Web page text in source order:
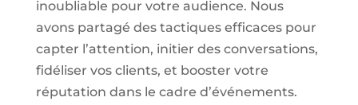
inoubliable pour votre audience. Nous
avons partagé des tactiques efficaces pour
capter l’attention, initier des conversations,
fidéliser vos clients, et booster votre
réputation dans le cadre d’événements.